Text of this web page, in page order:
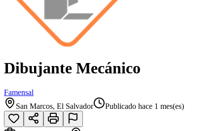
Dibujante Mecánico
Famensal
San Marcos, El Salvador
Publicado hace 1 mes(es)